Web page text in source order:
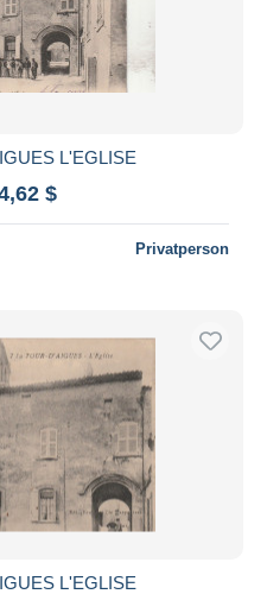
L'EGLISE
$
Privatperson
L'EGLISE